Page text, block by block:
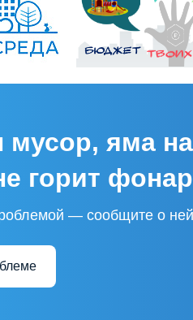
мусор, яма на
горит
— сообщите о